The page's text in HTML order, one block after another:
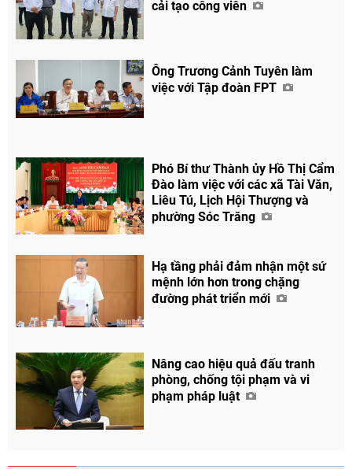
Chia sẻ
Facebook
cải tạo công viên
Ông Trương Cảnh Tuyên làm
việc với Tập đoàn FPT
Phó Bí thư Thành ủy Hồ Thị Cẩm
Đào làm việc với các xã Tài Văn,
Liêu Tú, Lịch Hội Thượng và
phường Sóc Trăng
Hạ tầng phải đảm nhận một sứ
mệnh lớn hơn trong chặng
đường phát triển mới
Nâng cao hiệu quả đấu tranh
phòng, chống tội phạm và vi
phạm pháp luật